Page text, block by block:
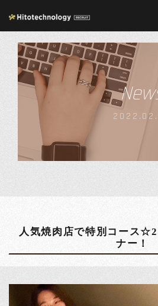
人気焼肉店で特別コース
ナー！